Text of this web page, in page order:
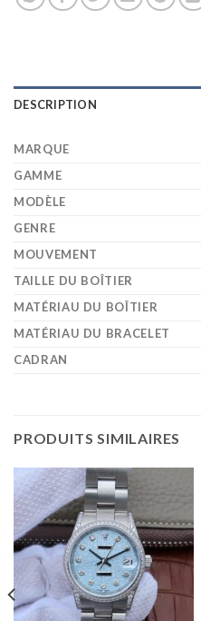
DESCRIPTION
MARQUE
GAMME
MODÈLE
GENRE
MOUVEMENT
TAILLE DU BOÎTIER
MATÉRIAU DU BOÎTIER
MATÉRIAU DU BRACELET
CADRAN
PRODUITS SIMILAIRES